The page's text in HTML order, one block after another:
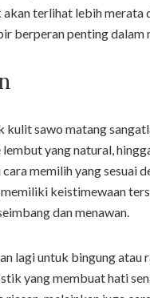
terlihat lebih merata
berperan penting dalam
kulit sawo matang
yang natural,
memilih yang sesuai
keistimewaan
dan menawan.
lagi untuk bingung atau
yang membuat hati